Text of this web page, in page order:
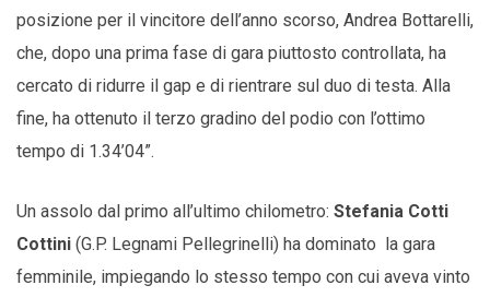
posizione per il vincitore dell’anno scorso, Andrea Bottarelli,
che, dopo una prima fase di gara piuttosto controllata, ha
cercato di ridurre il gap e di rientrare sul duo di testa. Alla
fine, ha ottenuto il terzo gradino del podio con l’ottimo
tempo di 1.34’04”.
Un assolo dal primo all’ultimo chilometro: Stefania Cotti
Cottini (G.P. Legnami Pellegrinelli) ha dominato la gara
femminile, impiegando lo stesso tempo con cui aveva vinto